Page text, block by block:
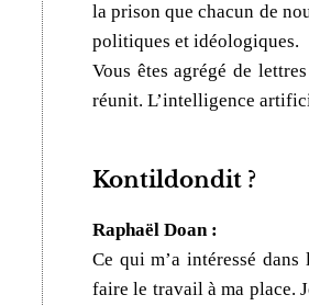
la prison que chacun de
politiques et idéologiques.
Vous êtes agrégé de
réunit. L’intelligence
Kontildondit ?
Raphaël Doan :
Ce qui m’a intéressé
faire le travail à ma place.